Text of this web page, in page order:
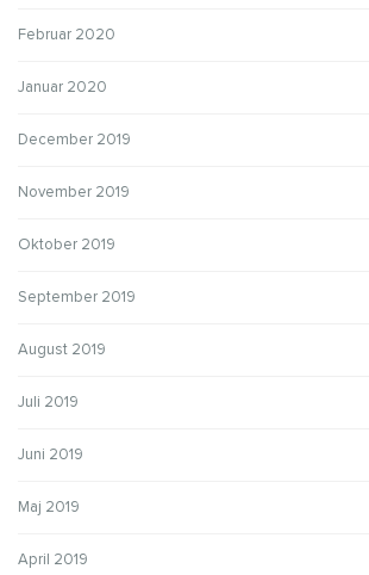
Februar 2020
Januar 2020
December 2019
November 2019
Oktober 2019
September 2019
August 2019
Juli 2019
Juni 2019
Maj 2019
April 2019